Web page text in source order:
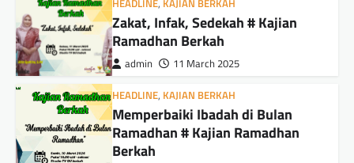
HEADLINE, KAJIAN BERKAH
Zakat, Infak, Sedekah # Kajian
Ramadhan Berkah
admin 11 March 2025
HEADLINE, KAJIAN BERKAH
Memperbaiki Ibadah di Bulan
Ramadhan # Kajian Ramadhan
Berkah